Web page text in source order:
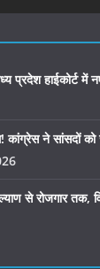
हाईकोर्ट में नए
कांग्रेस ने सांसदों को
से रोजगार तक,